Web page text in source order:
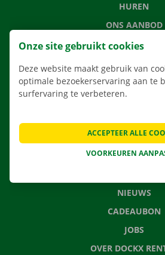
HUREN
ONS AANBOD
ONZE DIENSTEN
APP
CONTACTEER
NIEUWS
CADEAUBON
JOBS
OVER DOCKX
Onze site gebruikt cookies
Deze website maakt gebruik van
optimale bezoekerservaring aan te
surfervaring te verbeteren.
VOORKEUREN
ACCEPTEER ALLE